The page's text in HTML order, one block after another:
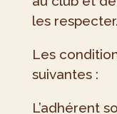
les respecter.
Les
suivantes :
L’adhérent